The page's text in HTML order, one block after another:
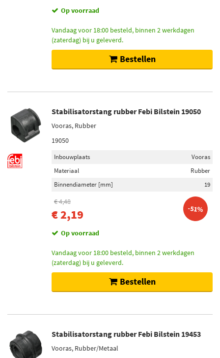
Op voorraad
Vandaag voor 18:00 besteld, binnen 2 werkdagen
(zaterdag) bij u geleverd.
Bestellen
Stabilisatorstang rubber Febi Bilstein 19050
Vooras, Rubber
19050
Inbouwplaats
Vooras
Materiaal
Rubber
Binnendiameter [mm]
19
€ 4,48
€ 2,19 -51%
Op voorraad
Vandaag voor 18:00 besteld, binnen 2 werkdagen
(zaterdag) bij u geleverd.
Bestellen
Stabilisatorstang rubber Febi Bilstein 19453
Vooras, Rubber/Metaal